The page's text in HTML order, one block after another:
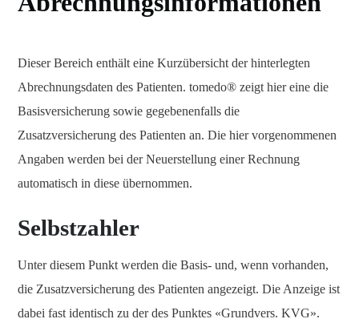
Dieser Bereich enthält eine Kurzübersicht der hinterlegten
Abrechnungsdaten des Patienten. tomedo® zeigt hier eine die
Basisversicherung sowie gegebenenfalls die
Zusatzversicherung des Patienten an. Die hier vorgenommenen
Angaben werden bei der Neuerstellung einer Rechnung
automatisch in diese übernommen.
Selbstzahler
Unter diesem Punkt werden die Basis- und, wenn vorhanden,
die Zusatzversicherung des Patienten angezeigt. Die Anzeige ist
dabei fast identisch zu der des Punktes «Grundvers. KVG».